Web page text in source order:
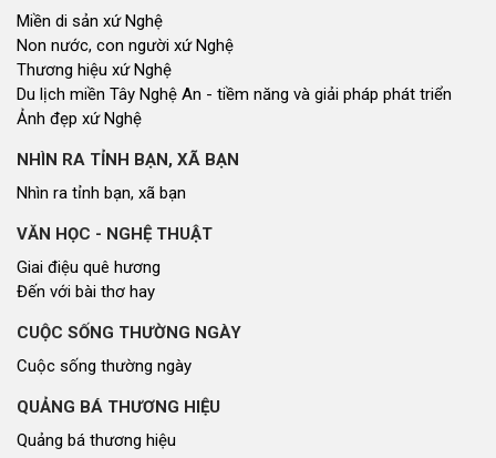
Miền di sản xứ Nghệ
Non nước, con người xứ Nghệ
Thương hiệu xứ Nghệ
Du lịch miền Tây Nghệ An - tiềm năng và giải pháp phát triển
Ảnh đẹp xứ Nghệ
NHÌN RA TỈNH BẠN, XÃ BẠN
Nhìn ra tỉnh bạn, xã bạn
VĂN HỌC - NGHỆ THUẬT
Giai điệu quê hương
Đến với bài thơ hay
CUỘC SỐNG THƯỜNG NGÀY
Cuộc sống thường ngày
QUẢNG BÁ THƯƠNG HIỆU
Quảng bá thương hiệu